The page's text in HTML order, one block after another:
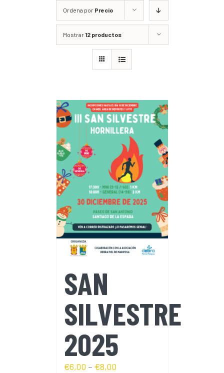
Ordena por Precio
Mostrar12 productos
SAN
SILVESTRE
2025
€6,00 – €8,00